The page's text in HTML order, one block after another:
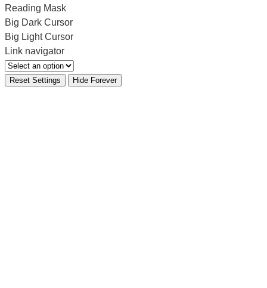
Reading Mask
Big Dark Cursor
Big Light Cursor
Link navigator
Reset Settings Hide Forever